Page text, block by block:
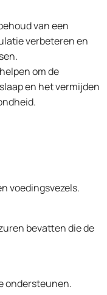
van een
verbeteren en
om de
en het vermijden
voedingsvezels.
bevatten die de
ondersteunen.